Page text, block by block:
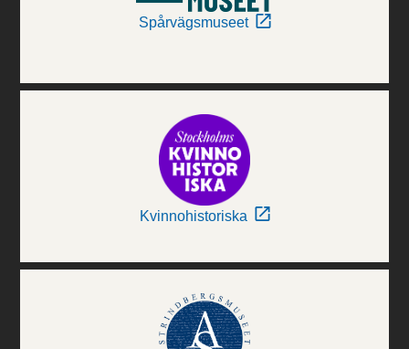
Spårvägsmuseet
Kvinnohistoriska